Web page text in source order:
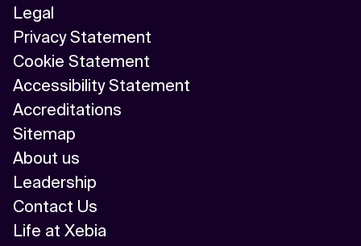
Legal
Privacy Statement
Cookie Statement
Accessibility Statement
Accreditations
Sitemap
About us
Leadership
Contact Us
Life at Xebia